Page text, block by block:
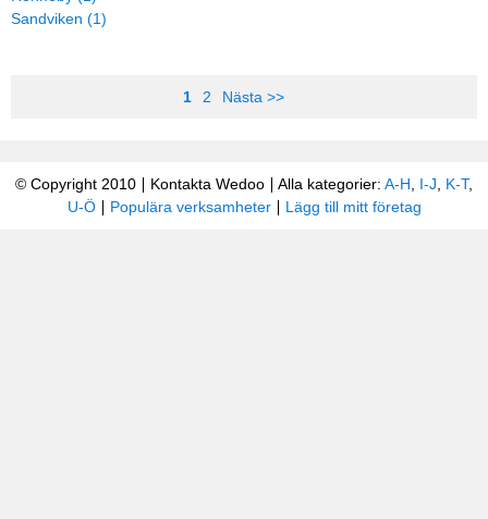
Sandviken (1)
1 2 Nästa >>
© Copyright 2010 Kontakta Wedoo Alla kategorier: A-H I-J K-T,
U-Ö
Populära verksamheter Lägg till mitt företag